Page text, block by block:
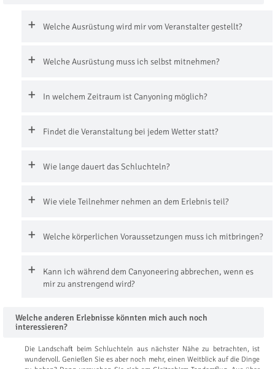
Welche Ausrüstung wird mir vom Veranstalter gestellt?
Welche Ausrüstung muss ich selbst mitnehmen?
In welchem Zeitraum ist Canyoning möglich?
Findet die Veranstaltung bei jedem Wetter statt?
Wie lange dauert das Schluchteln?
Wie viele Teilnehmer nehmen an dem Erlebnis teil?
Welche körperlichen Voraussetzungen muss ich mitbringen?
Kann ich während dem Canyoneering abbrechen, wenn es
mir zu anstrengend wird?
Welche anderen Erlebnisse könnten mich auch noch
interessieren?
Die Landschaft beim Schluchteln aus nächster Nähe zu betrachten, ist
wundervoll. Genießen Sie es aber noch mehr, einen Weitblick auf die Dinge